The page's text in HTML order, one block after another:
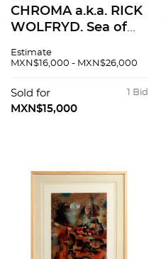
CHROMA a.k.a. RICK
WOLFRYD. Sea of
fechada 2025.
intervenida con
chaquira AP.
Estimate
MXN$16,000 - MXN$26,000
1 Bid
Sold for
MXN$15,000